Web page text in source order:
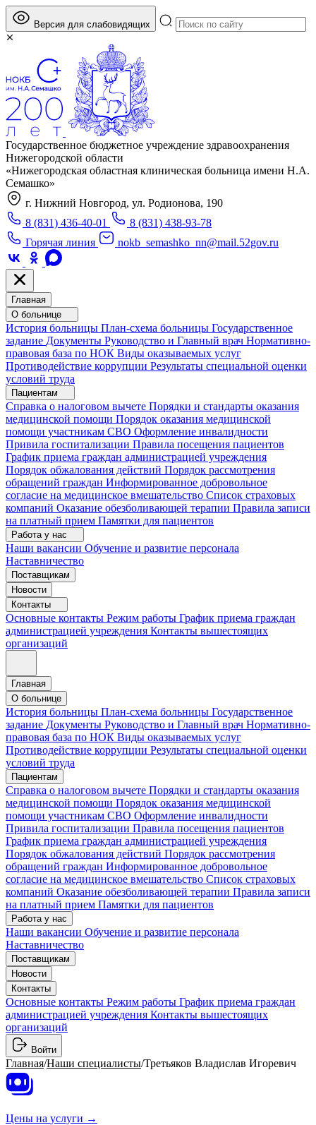
Версия для слабовидящих
Государственное бюджетное учреждение здравоохранения
Нижегородской области
«Нижегородская областная клиническая больница имени Н.А.
Семашко»
г. Нижний Новгород, ул. Родионова, 190
8 (831) 436-40-01
8 (831) 438-93-78
Горячая линия
nokb_semashko_nn@mail.52gov.ru
Главная
О больнице
История больницы План-схема больницы Государственное
задание Документы Руководство и Главный врач Нормативно-
правовая база по НОК Виды оказываемых услуг
Противодействие коррупции Результаты специальной оценки
условий труда
Пациентам
Справка о налоговом вычете Порядки и стандарты оказания
медицинской помощи Порядок оказания медицинской
помощи участникам СВО Оформление инвалидности
Привила госпитализации Правила посещения пациентов
График приема граждан администрацией учреждения
Порядок обжалования действий Порядок рассмотрения
обращений граждан Информированное добровольное
согласие на медицинское вмешательство Список страховых
компаний Оказание обезболивающей терапии Правила записи
на платный прием Памятки для пациентов
Работа у нас
Наши вакансии Обучение и развитие персонала
Наставничество
Поставщикам
Новости
Контакты
Основные контакты Режим работы График приема граждан
администрацией учреждения Контакты вышестоящих
организаций
Главная
О больнице
История больницы План-схема больницы Государственное
задание Документы Руководство и Главный врач Нормативно-
правовая база по НОК Виды оказываемых услуг
Противодействие коррупции Результаты специальной оценки
условий труда
Пациентам
Справка о налоговом вычете Порядки и стандарты оказания
медицинской помощи Порядок оказания медицинской
помощи участникам СВО Оформление инвалидности
Привила госпитализации Правила посещения пациентов
График приема граждан администрацией учреждения
Порядок обжалования действий Порядок рассмотрения
обращений граждан Информированное добровольное
согласие на медицинское вмешательство Список страховых
компаний Оказание обезболивающей терапии Правила записи
на платный прием Памятки для пациентов
Работа у нас
Наши вакансии Обучение и развитие персонала
Наставничество
Поставщикам
Новости
Контакты
Основные контакты Режим работы График приема граждан
администрацией учреждения Контакты вышестоящих
организаций
Войти
Главная/Наши специалисты/Третьяков Владислав Игоревич
Цены на услуги →